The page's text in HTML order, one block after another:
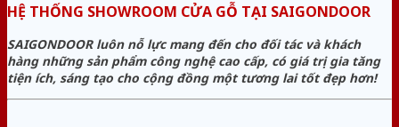
HỆ THỐNG SHOWROOM CỬA GỖ TẠI SAIGONDOOR
SAIGONDOOR luôn nỗ lực mang đến cho đối tác và khách
hàng những sản phẩm công nghệ cao cấp, có giá trị gia tăng
tiện ích, sáng tạo cho cộng đồng một tương lai tốt đẹp hơn!